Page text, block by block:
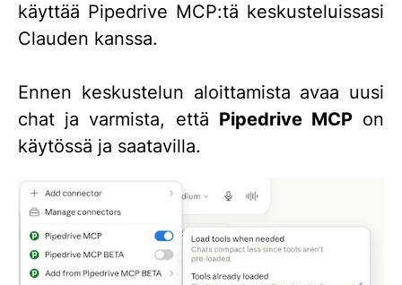
käyttää Pipedrive MCP:tä keskusteluissasi
Clauden kanssa.
Ennen keskustelun aloittamista avaa uusi
chat ja varmista, että Pipedrive MCPon
käytössä ja saatavilla.